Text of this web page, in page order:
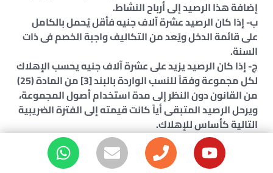
إضافة هذا الرصيد إلى أرباح النشاط.
ب- إذا كان الرصيد عشرة آلاف جنيه فأقل يُحمل بالكامل
على قائمة الدخل ويُعد من التكاليف واجبة الخصم فى ذات
السنة.
ج- إذا كان الرصيد يزيد على عشرة آلاف جنيه يحسب الإهلاك
لكل مجموعة وفقاً للنسب الواردة بالبند [3] من المادة (25)
من القانون دون النظر إلى مدة استخدام أصول المجموعة،
ويرحل الرصيد المتبقى أياً كانت قيمته إلى الفترة الضريبية
التالية كأساس للإهلاك.
[2]- لا يجوز مخالفة نسب الإهلاك المنصوص عليها فى
[3] – لا تخضع الأصول المهداة التى تُدرج قيمتها ضمن